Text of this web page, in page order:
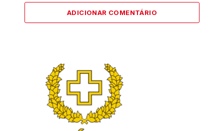
ADICIONAR COMENTÁRIO